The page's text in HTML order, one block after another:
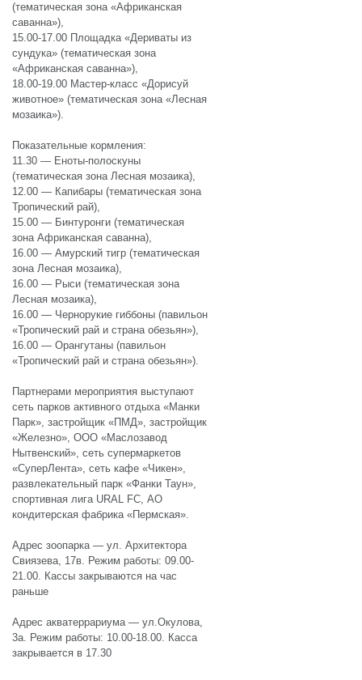
(тематическая зона «Африканская
саванна»),
15.00-17.00 Площадка «Дериваты из
сундука» (тематическая зона
«Африканская саванна»),
18.00-19.00 Мастер-класс «Дорисуй
животное» (тематическая зона «Лесная
мозаика»).
Показательные кормления:
11.30 — Еноты-полоскуны
(тематическая зона Лесная мозаика),
12.00 — Капибары (тематическая зона
Тропический рай),
15.00 — Бинтуронги (тематическая
зона Африканская саванна),
16.00 — Амурский тигр (тематическая
зона Лесная мозаика),
16.00 — Рыси (тематическая зона
Лесная мозаика),
16.00 — Чернорукие гиббоны (павильон
«Тропический рай и страна обезьян»),
16.00 — Орангутаны (павильон
«Тропический рай и страна обезьян»).
Партнерами мероприятия выступают
сеть парков активного отдыха «Манки
Парк», застройщик «ПМД», застройщик
«Железно», ООО «Маслозавод
Нытвенский», сеть супермаркетов
«СуперЛента», сеть кафе «Чикен»,
развлекательный парк «Фанки Таун»,
спортивная лига URAL FC, АО
кондитерская фабрика «Пермская».
Адрес зоопарка — ул. Архитектора
Свиязева, 17в. Режим работы: 09.00-
21.00. Кассы закрываются на час
раньше
Адрес акватеррариума — ул.Окулова,
3а. Режим работы: 10.00-18.00. Касса
закрывается в 17.30